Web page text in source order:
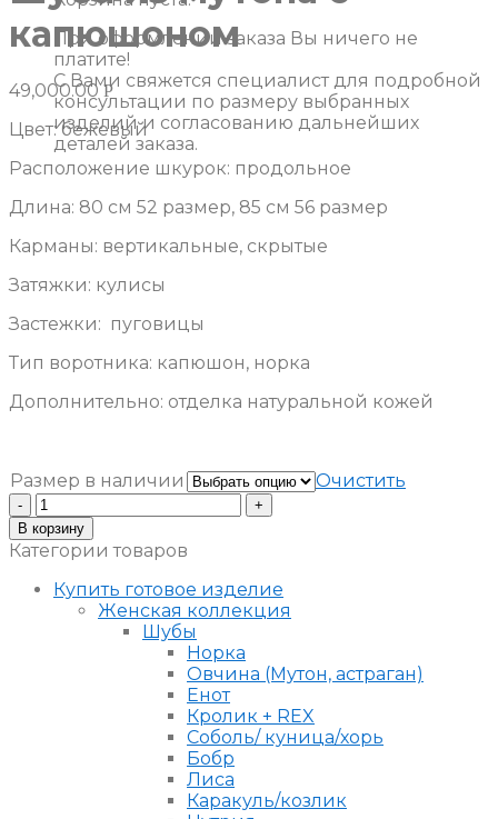
При оформлении заказа Вы ничего не
платите!
С Вами свяжется специалист для подробной
консультации по размеру выбранных
изделий и согласованию дальнейших
деталей заказа.
капюшоном
49,000.00Р
Цвет: бежевый
Расположение шкурок: продольное
Длина: 80 см 52 размер, 85 см 56 размер
Карманы: вертикальные, скрытые
Затяжки: кулисы
Застежки: пуговицы
Тип воротника: капюшон, норка
Дополнительно: отделка натуральной кожей
Размер в наличии
Очистить
Количество
Шуба
из
мутона
с
капюшоном
В корзину
Категории товаров
Купить готовое изделие
Женская коллекция
Шубы
Норка
Овчина (Мутон, астраган)
Енот
Кролик + REX
Соболь/ куница/хорь
Бобр
Лиса
Каракуль/козлик